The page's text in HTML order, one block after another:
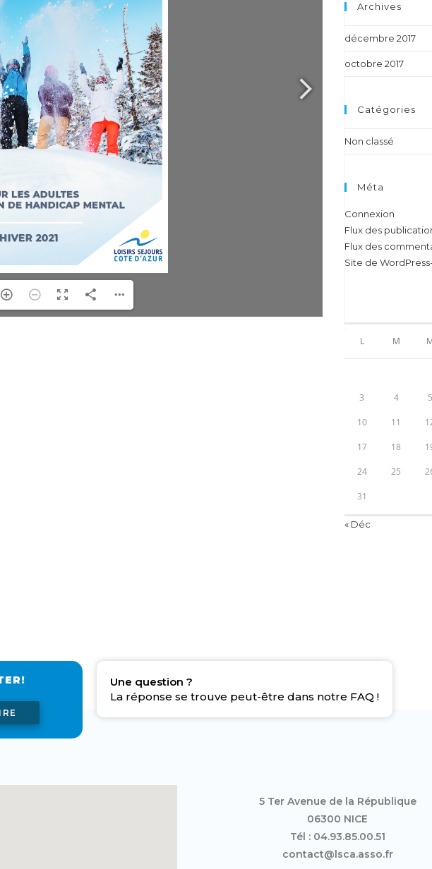
Archives
décembre 2017
octobre 2017
Catégories
Non classé
Méta
Connexion
Flux des
Flux des
Site de
L M
3 4 5
10 11
17 18
24 25
31
« Déc
Une question ?
La réponse se trouve peut-être dans notre FAQ !
5 Ter Avenue de la République
06300 NICE
Tél : 04.93.85.00.51
contact@lsca.asso.fr